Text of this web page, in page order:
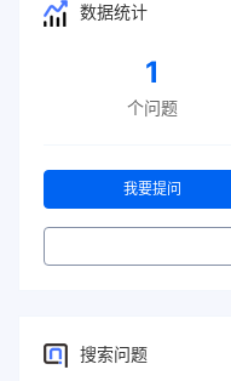
数据统计
1
个问题
我要提问
搜索问题